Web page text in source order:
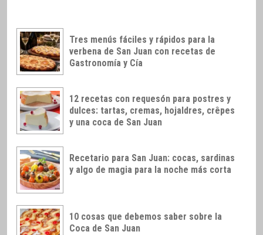
Tres menús fáciles y rápidos para la
verbena de San Juan con recetas de
Gastronomía y Cía
12 recetas con requesón para postres y
dulces: tartas, cremas, hojaldres, crêpes
y una coca de San Juan
Recetario para San Juan: cocas, sardinas
y algo de magia para la noche más corta
10 cosas que debemos saber sobre la
Coca de San Juan